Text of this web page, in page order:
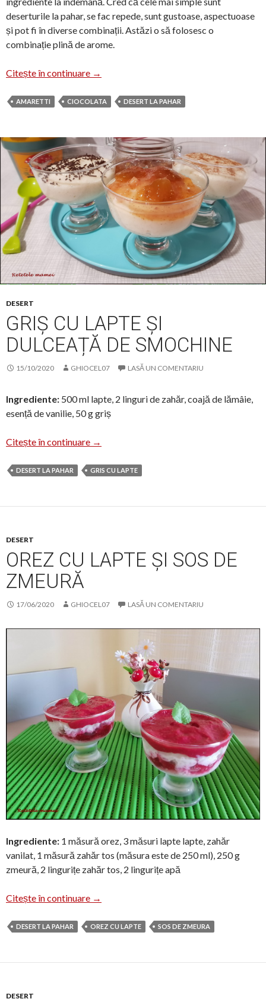
deserturile la pahar, se fac repede, sunt gustoase, aspectuoase
și pot fi în diverse combinații. Astăzi o să folosesc o
combinație plină de arome.
Citește în continuare Desert cu budincă și biscuiți amaretti
→
AMARETTI CIOCOLATA DESERT LA PAHAR
DESERT
GRIȘ CU LAPTE ȘI
DULCEAȚĂ DE SMOCHINE
15/10/2020 GHIOCEL07 LASĂ UN COMENTARIU
Ingrediente: 500 ml lapte, 2 linguri de zahăr, coajă de lămâie,
esență de vanilie, 50 g griș
Citește în continuare Griș cu lapte și dulceață de smochine
→
DESERT LA PAHAR GRIS CU LAPTE
DESERT
OREZ CU LAPTE ȘI SOS DE
ZMEURĂ
17/06/2020 GHIOCEL07 LASĂ UN COMENTARIU
Ingrediente: 1 măsură orez, 3 măsuri lapte lapte, zahăr
vanilat, 1 măsură zahăr tos (măsura este de 250 ml), 250 g
zmeură, 2 lingurițe zahăr tos, 2 lingurițe apă
Citește în continuare Orez cu lapte și sos de zmeură
→
DESERT LA PAHAR OREZ CU LAPTE SOS DE ZMEURA
DESERT